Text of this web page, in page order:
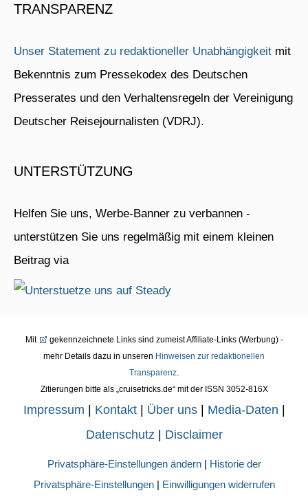
TRANSPARENZ
Unser Statement zu redaktioneller Unabhängigkeit mit
Bekenntnis zum Pressekodex des Deutschen
Presserates und den Verhaltensregeln der Vereinigung
Deutscher Reisejournalisten (VDRJ).
UNTERSTÜTZUNG
Helfen Sie uns, Werbe-Banner zu verbannen -
unterstützen Sie uns regelmäßig mit einem kleinen
Beitrag via
Mit
gekennzeichnete Links sind zumeist Affiliate-Links (Werbung) -
mehr Details dazu in unseren Hinweisen zur redaktionellen
Transparenz
Zitierungen bitte als „cruisetricks.de“ mit der ISSN 3052-816X
Impressum | Kontakt| Über uns| Media-Daten |
Datenschutz | Disclaimer
Privatsphäre-Einstellungen ändern| Historie der
Privatsphäre-Einstellungen| Einwilligungen widerrufen